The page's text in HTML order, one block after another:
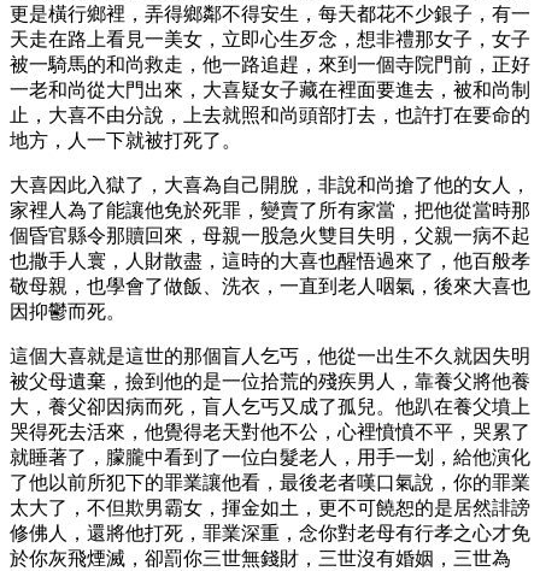
更是橫行鄉裡，弄得鄉鄰不得安生，每天都花不少銀子，有一
天走在路上看見一美女，立即心生歹念，想非禮那女子，女子
被一騎馬的和尚救走，他一路追趕，來到一個寺院門前，正好
一老和尚從大門出來，大喜疑女子藏在裡面要進去，被和尚制
止，大喜不由分說，上去就照和尚頭部打去，也許打在要命的
地方，人一下就被打死了。
大喜因此入獄了，大喜為自己開脫，非說和尚搶了他的女人，
家裡人為了能讓他免於死罪，變賣了所有家當，把他從當時那
個昏官縣令那贖回來，母親一股急火雙目失明，父親一病不起
也撒手人寰，人財散盡，這時的大喜也醒悟過來了，他百般孝
敬母親，也學會了做飯、洗衣，一直到老人咽氣，後來大喜也
因抑鬱而死。
這個大喜就是這世的那個盲人乞丐，他從一出生不久就因失明
被父母遺棄，撿到他的是一位拾荒的殘疾男人，靠養父將他養
大，養父卻因病而死，盲人乞丐又成了孤兒。他趴在養父墳上
哭得死去活來，他覺得老天對他不公，心裡憤憤不平，哭累了
就睡著了，朦朧中看到了一位白髮老人，用手一划，給他演化
了他以前所犯下的罪業讓他看，最後老者嘆口氣說，你的罪業
太大了，不但欺男霸女，揮金如土，更不可饒恕的是居然誹謗
修佛人，還將他打死，罪業深重，念你對老母有行孝之心才免
於你灰飛煙滅，卻罰你三世無錢財，三世沒有婚姻，三世為